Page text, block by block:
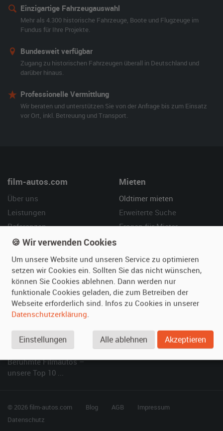
Einzigartige Fahrzeugauswahl
Mehr als 4.300 historische Fahrzeuge, Boote und Flugzeuge im
Fundus für Ihre Projekte.
Bundesweit verfügbar
Zugang zu historischen Fahrzeugen überall in Deutschland und
darüber hinaus.
Professionelle Vermittlung
Wir beraten und unterstützen Sie von der Anfrage bis zum Einsatz
vor Ort, inkl. Betreuung und Transport.
film-autos.com
Über uns
Leistungen
Referenzen
Kundenmeinungen
Mieten
Oldtimer mieten
Erweiterte Suche
Fragen für Mieter
Vermieten
Oldtimer anmelden
Fotos senden
Fragen für Vermieter
Hilfe
Häufige Fragen (FAQ)
So funktioniert's
SPECIAL
Berühmte Filmautos –
unsere Top 10 ...
© 2026 film-autos.com Blog AGB
Impressum
Datenschutz
🍪 Wir verwenden Cookies
Um unsere Website und unseren Service zu optimieren
setzen wir Cookies ein. Sollten Sie das nicht wünschen,
können Sie Cookies ablehnen. Dann werden nur
funktionale Cookies geladen, die zum Betreiben der
Webseite erforderlich sind. Infos zu Cookies in unserer
Datenschutzerklärung.
Einstellungen Alle ablehnen Akzeptieren